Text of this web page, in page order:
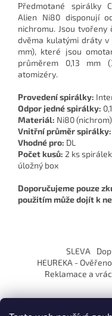
Předmotané spirálky
Alien Ni80 disponují
nichromu. Jsou
dvěma kulatými dráty v
mm), které jsou
průměrem 0,13 mm
atomizéry.
Provedení spirálky:
Odpor jedné spirálky:
Materiál: Ni80 (nichrom)
Vnitřní průměr spirálky:
Vhodné pro: DL
Počet kusů: 2 ks
úložný box
Doporučujeme pouze
použitím může dojít k
í
SLEVA
HEUREKA -
Reklamace a